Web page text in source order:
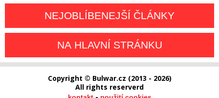
NEJOBLÍBENEJŠÍ ČLÁNKY
NA HLAVNÍ STRÁNKU
Copyright © Bulwar.cz (2013 - 2026)
All rights reserverd